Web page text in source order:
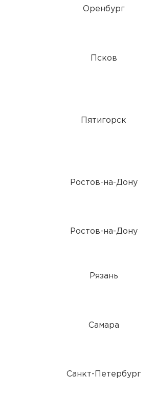
Оренбург
Псков
Пятигорск
Ростов-на-Дону
Ростов-на-Дону
Рязань
Самара
Санкт-Петербург